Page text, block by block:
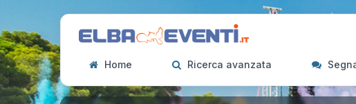
Home Ricerca avanzata